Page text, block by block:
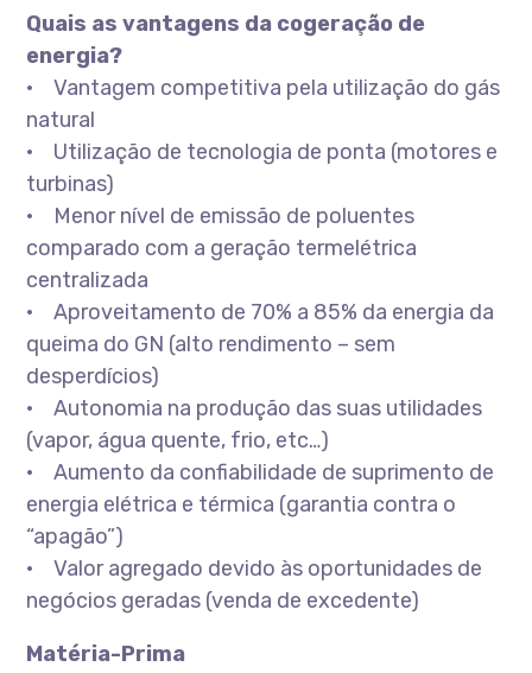
Quais as vantagens da cogeração de
energia?
• Vantagem competitiva pela utilização do gás
natural
• Utilização de tecnologia de ponta (motores e
turbinas)
• Menor nível de emissão de poluentes
comparado com a geração termelétrica
centralizada
• Aproveitamento de 70% a 85% da energia da
queima do GN (alto rendimento – sem
desperdícios)
• Autonomia na produção das suas utilidades
(vapor, água quente, frio, etc…)
• Aumento da confiabilidade de suprimento de
energia elétrica e térmica (garantia contra o
“apagão”)
• Valor agregado devido às oportunidades de
negócios geradas (venda de excedente)
Matéria-Prima